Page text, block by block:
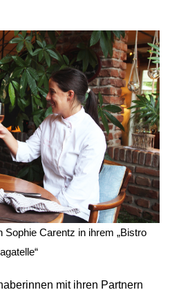
mit ihren Partnern